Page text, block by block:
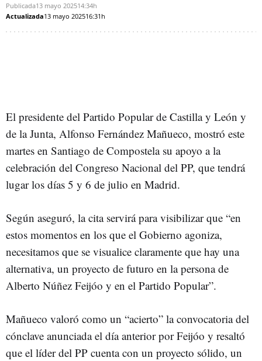
Publicada13 mayo 202514:34h
Actualizada13 mayo 202516:31h
El presidente del Partido Popular de Castilla y León y
de la Junta, Alfonso Fernández Mañueco, mostró este
martes en Santiago de Compostela su apoyo a la
celebración del Congreso Nacional del PP, que tendrá
lugar los días 5 y 6 de julio en Madrid.
Según aseguró, la cita servirá para visibilizar que “en
estos momentos en los que el Gobierno agoniza,
necesitamos que se visualice claramente que hay una
alternativa, un proyecto de futuro en la persona de
Alberto Núñez Feijóo y en el Partido Popular”.
Mañueco valoró como un “acierto” la convocatoria del
cónclave anunciada el día anterior por Feijóo y resaltó
que el líder del PP cuenta con un proyecto sólido, un